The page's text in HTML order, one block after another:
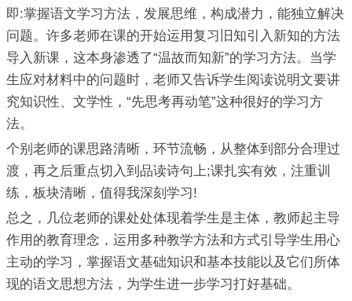
即:掌握语文学习方法，发展思维，构成潜力，能独立解决
问题。许多老师在课的开始运用复习旧知引入新知的方法
导入新课，这本身渗透了“温故而知新”的学习方法。当学
生应对材料中的问题时，老师又告诉学生阅读说明文要讲
究知识性、文学性，“先思考再动笔”这种很好的学习方
法。
个别老师的课思路清晰，环节流畅，从整体到部分合理过
渡，再之后重点切入到品读诗句上;课扎实有效，注重训
练，板块清晰，值得我深刻学习!
总之，几位老师的课处处体现着学生是主体，教师起主导
作用的教育理念，运用多种教学方法和方式引导学生用心
主动的学习，掌握语文基础知识和基本技能以及它们所体
现的语文思想方法，为学生进一步学习打好基础。